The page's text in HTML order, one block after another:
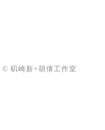
© 矶崎新+胡倩工作室